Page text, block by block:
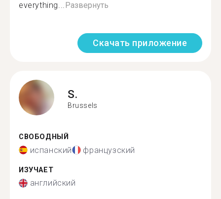
everything...Развернуть
Скачать приложение
S.
Brussels
СВОБОДНЫЙ
испанский французский
ИЗУЧАЕТ
английский